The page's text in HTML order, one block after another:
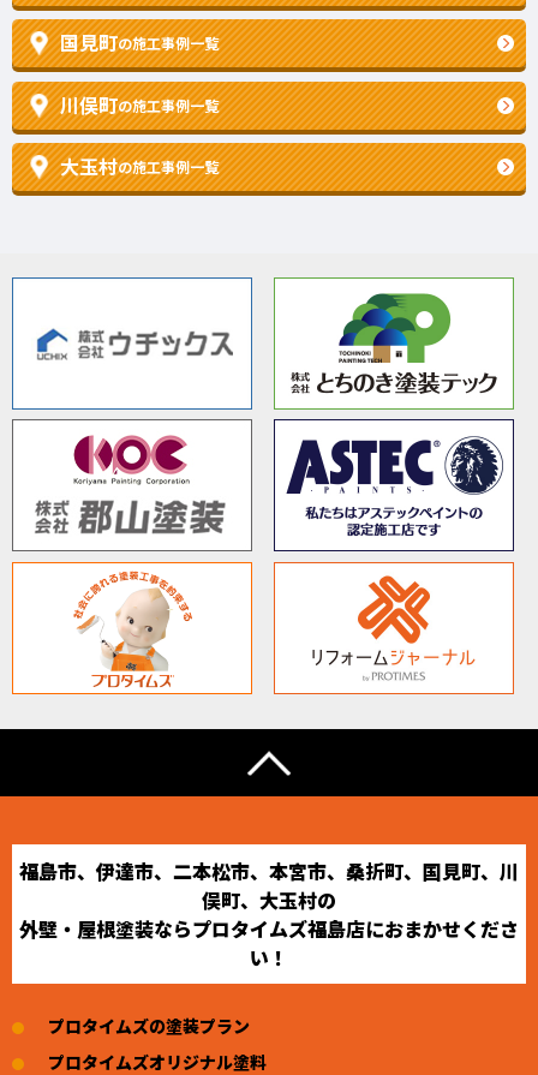
国見町の施工事例一覧
川俣町の施工事例一覧
大玉村の施工事例一覧
福島市、伊達市、二本松市、本宮市、桑折町、国見町、川
俣町、大玉村の
外壁・屋根塗装ならプロタイムズ福島店におまかせくださ
い！
プロタイムズの塗装プラン
プロタイムズオリジナル塗料